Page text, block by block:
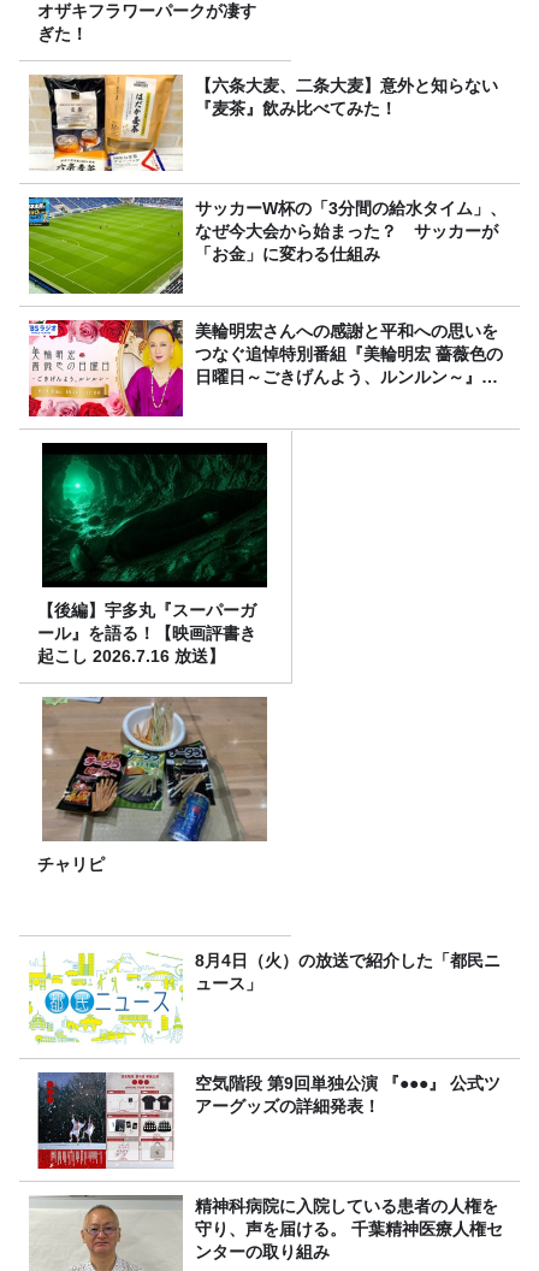
オザキフラワーパークが凄す
ぎた！
【六条大麦、二条大麦】意外と知らない
『麦茶』飲み比べてみた！
サッカーW杯の「3分間の給水タイム」、
なぜ今大会から始まった？ サッカーが
「お金」に変わる仕組み
美輪明宏さんへの感謝と平和への思いを
つなぐ追悼特別番組『美輪明宏 薔薇色の
日曜日～ごきげんよう、ルンルン～』
【後編】宇多丸『スーパーガ
ール』を語る！【映画評書き
起こし 2026.7.16 放送】
チャリピ
8月4日（火）の放送で紹介した「都民ニ
ュース」
空気階段 第9回単独公演 『●●●』 公式ツ
アーグッズの詳細発表！
精神科病院に入院している患者の人権を
守り、声を届ける。 千葉精神医療人権セ
ンターの取り組み